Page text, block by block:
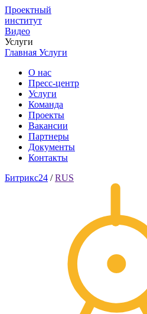
Проектный
институт
Видео
Услуги
Главная Услуги
О нас
Пресс-центр
Услуги
Команда
Проекты
Вакансии
Партнеры
Документы
Контакты
Битрикс24 / RUS